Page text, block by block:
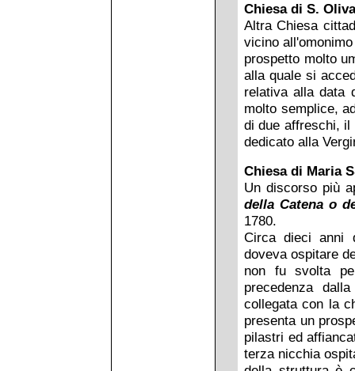
Chiesa di S. Oliva
Altra Chiesa
vicino
prospetto molto
alla quale si
relativa alla data
molto semplice,
di due affreschi, il
dedicato alla
Chiesa di Maria
Un discorso più
della Catena o
1780.
Circa dieci anni
doveva ospitare
non fu svolta
precedenza
collegata con la
presenta un
pilastri ed
terza nicchia